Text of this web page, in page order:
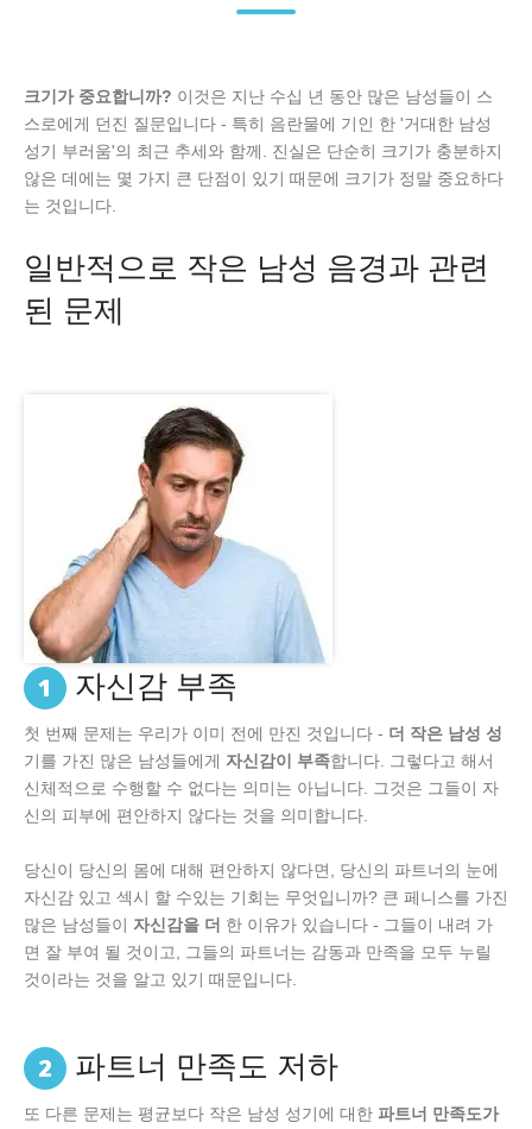
크기가 중요합니까? 이것은 지난 수십 년 동안 많은 남성들이 스
스로에게 던진 질문입니다 - 특히 음란물에 기인 한 '거대한 남성
성기 부러움'의 최근 추세와 함께. 진실은 단순히 크기가 충분하지
않은 데에는 몇 가지 큰 단점이 있기 때문에 크기가 정말 중요하다
는 것입니다.
일반적으로 작은 남성 음경과 관련
된 문제
1 자신감 부족
첫 번째 문제는 우리가 이미 전에 만진 것입니다 - 더 작은 남성 성
기를 가진 많은 남성들에게 자신감이 부족합니다. 그렇다고 해서
신체적으로 수행할 수 없다는 의미는 아닙니다. 그것은 그들이 자
신의 피부에 편안하지 않다는 것을 의미합니다.
당신이 당신의 몸에 대해 편안하지 않다면, 당신의 파트너의 눈에
자신감 있고 섹시 할 수있는 기회는 무엇입니까? 큰 페니스를 가진
많은 남성들이 자신감을 더 한 이유가 있습니다 - 그들이 내려 가
면 잘 부여 될 것이고, 그들의 파트너는 감동과 만족을 모두 누릴
것이라는 것을 알고 있기 때문입니다.
2 파트너 만족도 저하
또 다른 문제는 평균보다 작은 남성 성기에 대한 파트너 만족도가